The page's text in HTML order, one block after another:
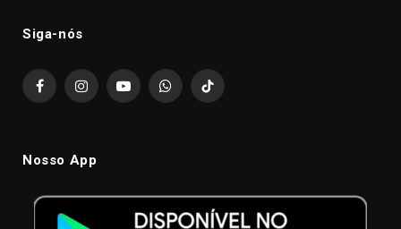
Siga-nós
FacebookInstagramYouTubeWhatsAppTikTok
Nosso App